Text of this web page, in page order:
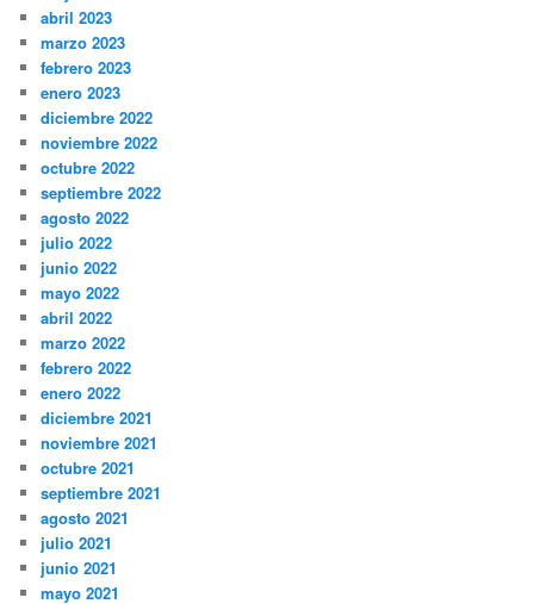
abril 2023
marzo 2023
febrero 2023
enero 2023
diciembre 2022
noviembre 2022
octubre 2022
septiembre 2022
agosto 2022
julio 2022
junio 2022
mayo 2022
abril 2022
marzo 2022
febrero 2022
enero 2022
diciembre 2021
noviembre 2021
octubre 2021
septiembre 2021
agosto 2021
julio 2021
junio 2021
mayo 2021